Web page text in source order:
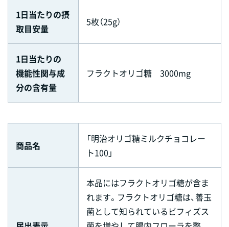
1日当たりの摂
取目安量
5枚（25g）
1日当たりの
機能性関与成
分の含有量
フラクトオリゴ糖 3000mg
商品名
「明治オリゴ糖ミルクチョコレー
ト100」
本品にはフラクトオリゴ糖が含ま
れます。フラクトオリゴ糖は、善玉
菌として知られているビフィズス